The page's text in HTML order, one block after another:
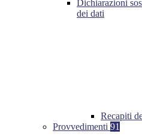
Dichiarazioni
dei dati
Recapiti
Provvedimenti 91